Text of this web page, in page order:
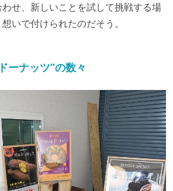
せ、新しいことを試して挑戦する場
いで付けられたのだそう。
ーナッツ”の数々